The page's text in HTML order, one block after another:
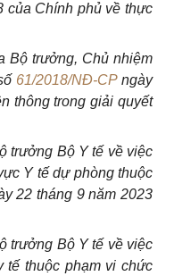
của Chính phủ về thực
Bộ trưởng, Chủ nhiệm
61/2018/NĐ-CPngày
thông trong giải quyết
trưởng Bộ Y tế về việc
Y tế dự phòng thuộc
22 tháng 9 năm 2023
trưởng Bộ Y tế về việc
tế thuộc phạm vi chức